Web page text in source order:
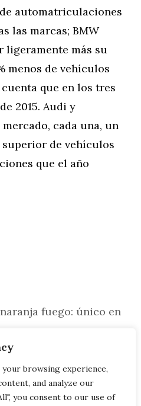
browsing experience,
and analyze our
you consent to our use of
automatriculaciones
las marcas; BMW
más su
menos de vehículos
que en los tres
2015. Audi y
cada una, un
de vehículos
que el año
fuego: único en
nuevos
de un